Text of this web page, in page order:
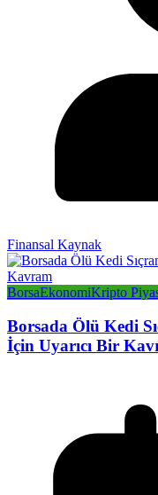
Finansal Kaynak
BorsaEkonomiKripto
Borsada Ölü Kedi
İçin Uyarıcı Bir